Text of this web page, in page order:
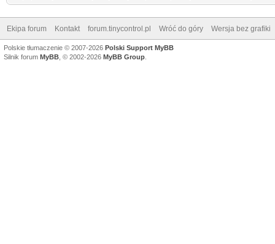
Ekipa forum Kontakt forum.tinycontrol.pl Wróć do góry Wersja bez grafiki
Polskie tłumaczenie © 2007-2026 Polski Support MyBB
Silnik forum MyBB , © 2002-2026 MyBB Group